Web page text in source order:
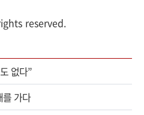
reserved.
없다”
가다